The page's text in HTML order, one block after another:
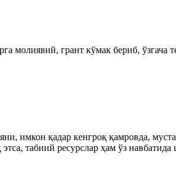
молиявий, грант кўмак бериб, ўзгача
имкон қадар кенгроқ қамровда,
табиий ресурслар ҳам ўз